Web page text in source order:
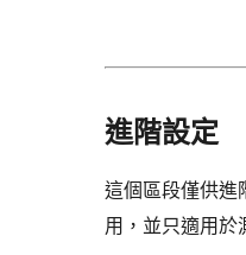
進階設定
這個區段僅供進
用，並只適用於